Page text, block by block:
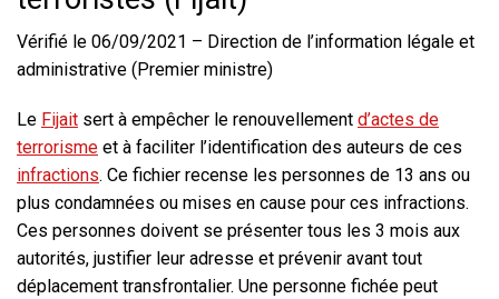
Vérifié le 06/09/2021 – Direction de l’information légale et
administrative (Premier ministre)
Le Fijait sert à empêcher le renouvellement d’actes de
terrorisme et à faciliter l’identification des auteurs de ces
infractions. Ce fichier recense les personnes de 13 ans ou
plus condamnées ou mises en cause pour ces infractions.
Ces personnes doivent se présenter tous les 3 mois aux
autorités, justifier leur adresse et prévenir avant tout
déplacement transfrontalier. Une personne fichée peut